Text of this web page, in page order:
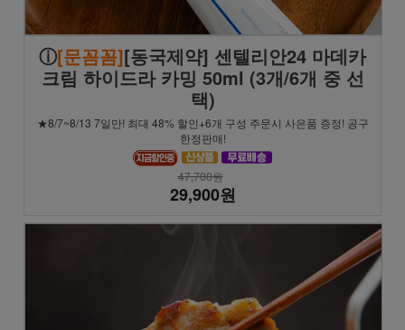
ⓘ[문꼼꼼][동국제약] 센텔리안24 마데카
크림 하이드라 카밍 50ml (3개/6개 중 선
택)
★8/7~8/13 7일만! 최대 48% 할인+6개 구성 주문시 사은품 증정! 공구
한정판매!
47,700원
29,900원